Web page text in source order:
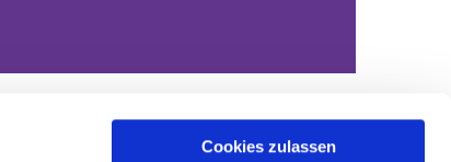
Cookies zulassen